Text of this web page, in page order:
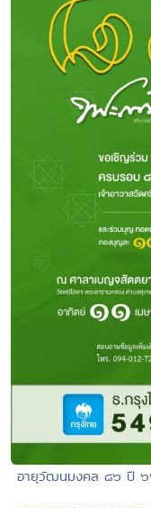
อายุวัฒนมงคล ๘๖ ปี ๖